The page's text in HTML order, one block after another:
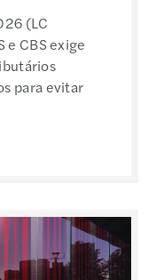
(LC
CBS exige
para evitar